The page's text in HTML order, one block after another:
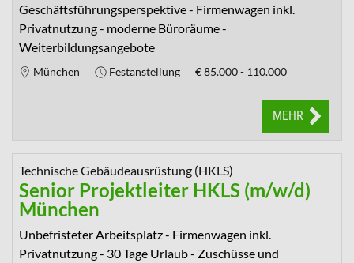
Geschäftsführungsperspektive - Firmenwagen inkl.
Privatnutzung - moderne Büroräume -
Weiterbildungsangebote
München Festanstellung €85.000 - 110.000
MEHR
Technische Gebäudeausrüstung (HKLS)
Senior Projektleiter HKLS (m/w/d)
München
Unbefristeter Arbeitsplatz - Firmenwagen inkl.
Privatnutzung - 30 Tage Urlaub - Zuschüsse und